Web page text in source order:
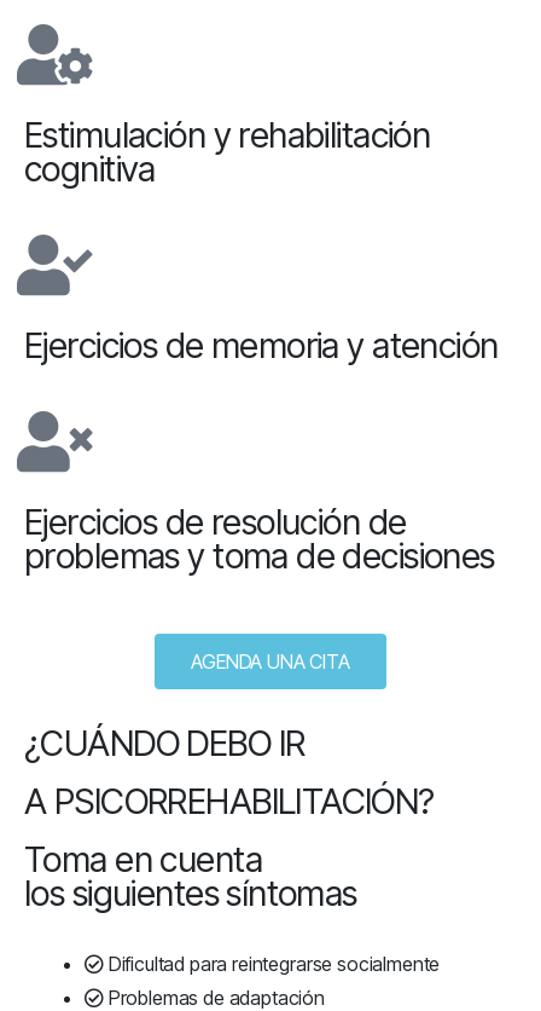
Estimulación y rehabilitación
cognitiva
Ejercicios de memoria y atención
Ejercicios de resolución de
problemas y toma de decisiones
AGENDA UNA CITA
¿CUÁNDO DEBO IR
A PSICORREHABILITACIÓN?
Toma en cuenta
los siguientes síntomas
Dificultad para reintegrarse socialmente
Problemas de adaptación